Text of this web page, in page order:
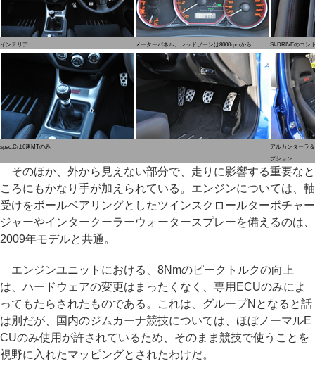
インテリア メーターパネル。レッドゾーンは8000rpmから SI-DRIVEのコン
spec.Cは6速MTのみ
アルカンターラ
プション
そのほか、外から見えない部分で、走りに影響する重要なと
ころにもかなり手が加えられている。エンジンについては、軸
受けをボールベアリングとしたツインスクロールターボチャー
ジャーやインタークーラーウォータースプレーを備えるのは、
2009年モデルと共通。
エンジンユニットにおける、8Nmのピークトルクの向上
は、ハードウェアの変更はまったくなく、専用ECUのみによ
ってもたらされたものである。これは、グループNとなると話
は別だが、国内のジムカーナ競技については、ほぼノーマルE
CUのみ使用が許されているため、そのまま競技で使うことを
視野に入れたマッピングとされたわけだ。